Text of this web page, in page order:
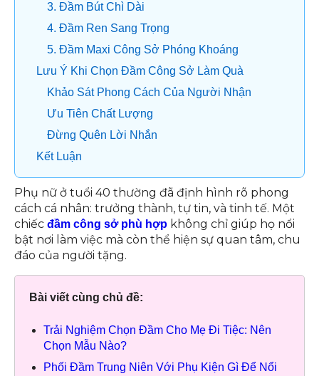
3. Đầm Bút Chì Dài
4. Đầm Ren Sang Trọng
5. Đầm Maxi Công Sở Phóng Khoáng
Lưu Ý Khi Chọn Đầm Công Sở Làm Quà
Khảo Sát Phong Cách Của Người Nhận
Ưu Tiên Chất Lượng
Đừng Quên Lời Nhắn
Kết Luận
Phụ nữ ở tuổi 40 thường đã định hình rõ phong
cách cá nhân: trưởng thành, tự tin, và tinh tế. Một
chiếc đầm công sở phù hợp không chỉ giúp họ nổi
bật nơi làm việc mà còn thể hiện sự quan tâm, chu
đáo của người tặng.
Bài viết cùng chủ đề:
Trải Nghiệm Chọn Đầm Cho Mẹ Đi Tiệc: Nên
Chọn Mẫu Nào?
Phối Đầm Trung Niên Với Phụ Kiện Gì Để Nổi